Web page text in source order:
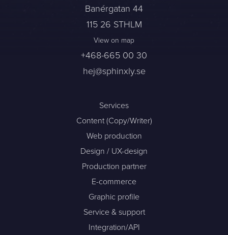
Internship / Practical training
Banérgatan 44
115 26 STHLM
View on map
+468-665 00 30
hej@sphinxly.se
Services
Content (Copy/Writer)
Web production
Design / UX-design
Production partner
E-commerce
Graphic profile
Service & support
Integration/API